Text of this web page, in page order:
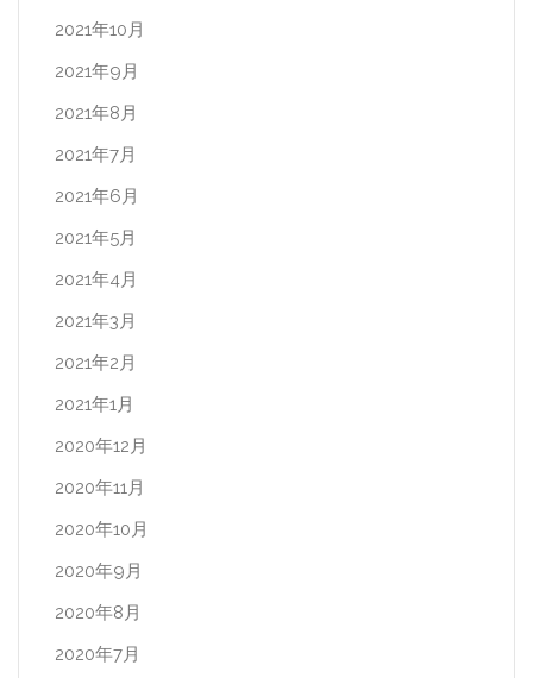
2021年10月
2021年9月
2021年8月
2021年7月
2021年6月
2021年5月
2021年4月
2021年3月
2021年2月
2021年1月
2020年12月
2020年11月
2020年10月
2020年9月
2020年8月
2020年7月